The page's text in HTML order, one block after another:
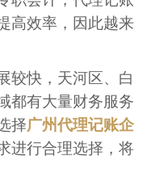
高效率，因此越来
较快，天河区、白
都有大量财务服务
择广州代理记账企
进行合理选择，将